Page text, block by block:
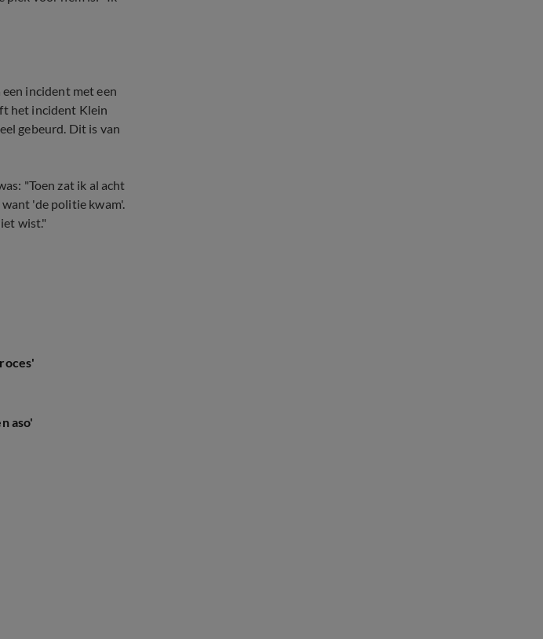
incident met een
het incident Klein
gebeurd. Dit is van
"Toen zat ik al acht
'de politie kwam'.
wist."
aso'